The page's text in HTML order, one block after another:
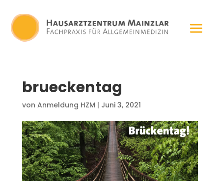
brueckentag
von Anmeldung HZM | Juni 3, 2021